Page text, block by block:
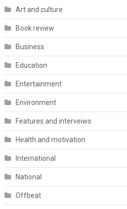
Art and culture
Book review
Business
Education
Entertainment
Environment
Features and interveiws
Health and motivation
International
National
Offbeat